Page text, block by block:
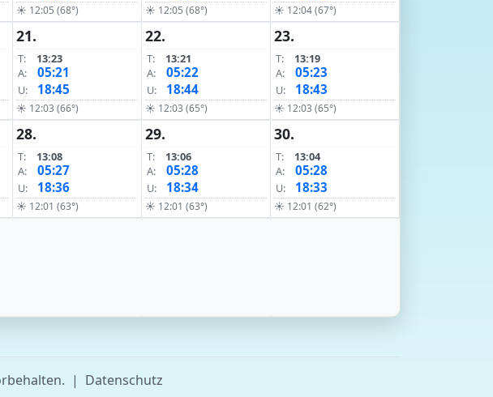
☀ 12:05 (68°) ☀ 12:05 (68°) ☀ 12:04 (67°)
21.
T:
13:23
A:
05:21
U: 18:45
☀ 12:03 (66°)
22.
T:
13:21
A:
05:22
U: 18:44
☀ 12:03 (65°)
23.
T:
13:19
A:
05:23
U: 18:43
☀ 12:03 (65°)
28.
T:
13:08
A:
05:27
U: 18:36
☀ 12:01 (63°)
29.
T:
13:06
A:
05:28
U: 18:34
☀ 12:01 (63°)
30.
T:
13:04
A:
05:28
U: 18:33
☀ 12:01 (62°)
| Datenschutz